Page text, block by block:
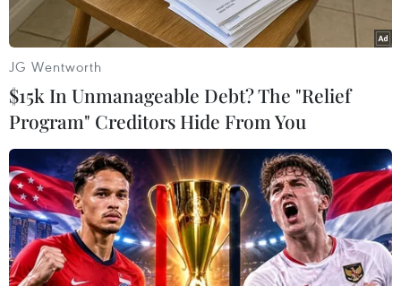
Sacombank cấp tín dụng cho Becamex
JG Wentworth
$15k In Unmanageable Debt? The "Relief
Program" Creditors Hide From You